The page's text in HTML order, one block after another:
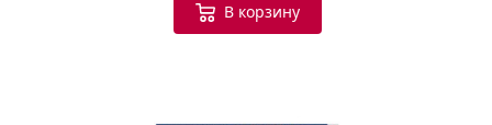
В корзину